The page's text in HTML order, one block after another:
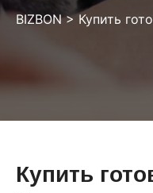
BIZBON>Купить
Купить